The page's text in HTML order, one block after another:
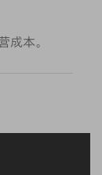
成本。